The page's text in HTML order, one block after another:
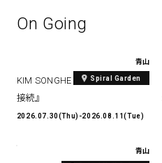
On Going
青山
Spiral Garden
KIM SONGHE EXHIBITION 『愛と
接続』
2026.07.30(Thu)-2026.08.11(Tue)
青山